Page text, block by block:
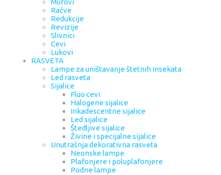
Mufovi
Račve
Redukcije
Revizije
Slivnici
Cevi
Lukovi
RASVETA
Lampe za uništavanje štetnih insekata
Led rasveta
Sijalice
Fluo cevi
Halogene sijalice
Inkadescentne sijalice
Led sijalice
Štedljive sijalice
Živine i specijalne sijalice
Unutrašnja dekorativna rasveta
Neonske lampe
Plafonjere i poluplafonjere
Podne lampe